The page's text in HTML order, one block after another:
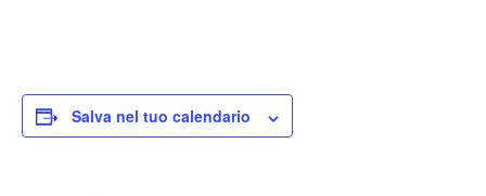
Salva nel tuo calendario